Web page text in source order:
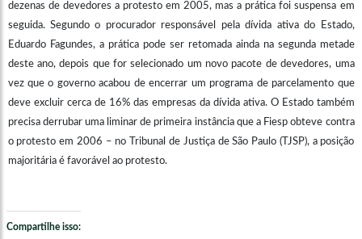
dezenas de devedores a protesto em 2005, mas a prática foi suspensa em
seguida. Segundo o procurador responsável pela dívida ativa do Estado,
Eduardo Fagundes, a prática pode ser retomada ainda na segunda metade
deste ano, depois que for selecionado um novo pacote de devedores, uma
vez que o governo acabou de encerrar um programa de parcelamento que
deve excluir cerca de 16% das empresas da dívida ativa. O Estado também
precisa derrubar uma liminar de primeira instância que a Fiesp obteve contra
o protesto em 2006 – no Tribunal de Justiça de São Paulo (TJSP), a posição
majoritária é favorável ao protesto.
Compartilhe isso: